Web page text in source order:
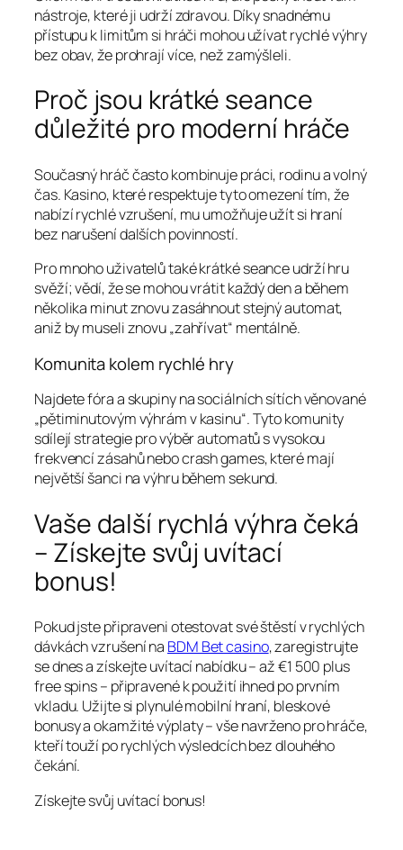
nástroje, které ji udrží zdravou. Díky snadnému
přístupu k limitům si hráči mohou užívat rychlé výhry
bez obav, že prohrají více, než zamýšleli.
Proč jsou krátké seance
důležité pro moderní hráče
Současný hráč často kombinuje práci, rodinu a volný
čas. Kasino, které respektuje tyto omezení tím, že
nabízí rychlé vzrušení, mu umožňuje užít si hraní
bez narušení dalších povinností.
Pro mnoho uživatelů také krátké seance udrží hru
svěží; vědí, že se mohou vrátit každý den a během
několika minut znovu zasáhnout stejný automat,
aniž by museli znovu „zahřívat“ mentálně.
Komunita kolem rychlé hry
Najdete fóra a skupiny na sociálních sítích věnované
„pětiminutovým výhrám v kasinu“. Tyto komunity
sdílejí strategie pro výběr automatů s vysokou
frekvencí zásahů nebo crash games, které mají
největší šanci na výhru během sekund.
Vaše další rychlá výhra čeká
– Získejte svůj uvítací
bonus!
Pokud jste připraveni otestovat své štěstí v rychlých
dávkách vzrušení na BDM Bet casino, zaregistrujte
se dnes a získejte uvítací nabídku – až €1 500 plus
free spins – připravené k použití ihned po prvním
vkladu. Užijte si plynulé mobilní hraní, bleskové
bonusy a okamžité výplaty – vše navrženo pro hráče,
kteří touží po rychlých výsledcích bez dlouhého
čekání.
Získejte svůj uvítací bonus!